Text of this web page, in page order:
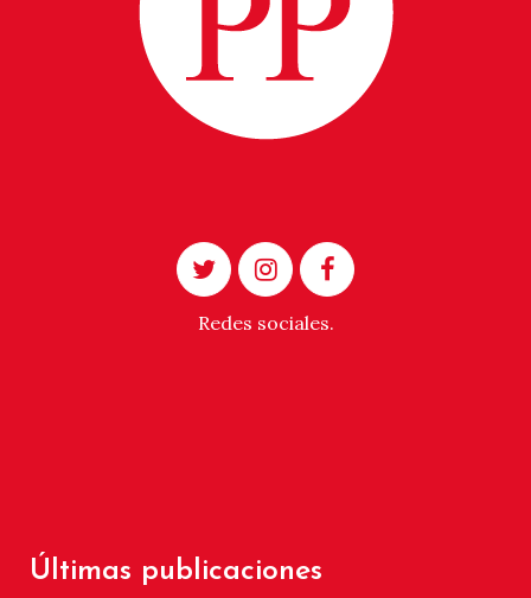
Redes sociales.
Últimas publicaciones